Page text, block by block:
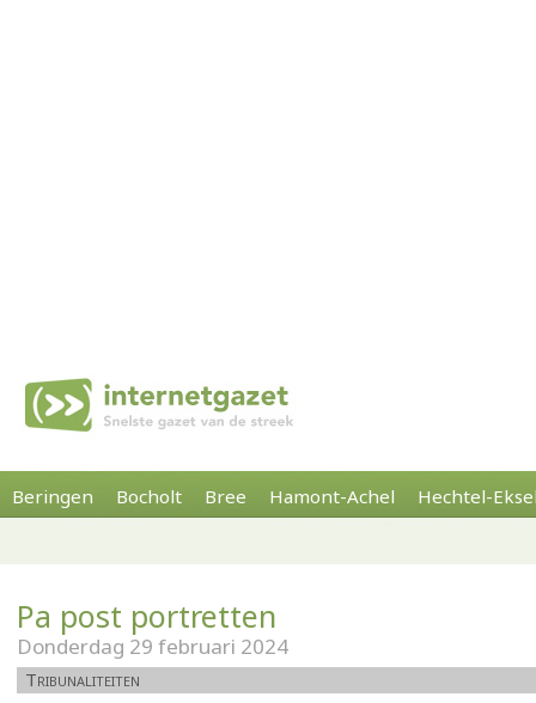
Beringen Bocholt Bree Hamont-Achel Hechtel-
Pa post portretten
Donderdag 29 februari 2024
Tribunaliteiten